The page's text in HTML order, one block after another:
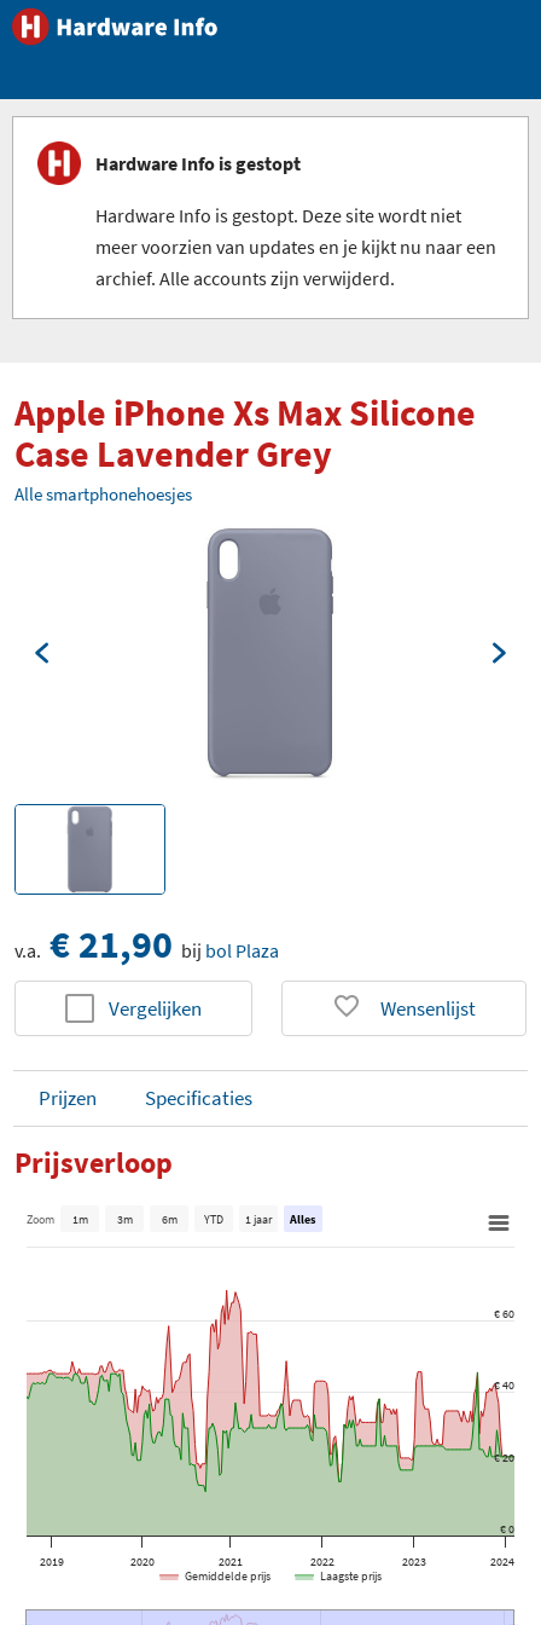
Hardware Info is gestopt
Hardware Info is gestopt. Deze site wordt niet
meer voorzien van updates en je kijkt nu naar een
archief. Alle accounts zijn verwijderd.
Apple iPhone Xs Max Silicone
Case Lavender Grey
Alle smartphonehoesjes
v.a. € 21,90 bij bol Plaza
Vergelijken Wensenlijst
Prijzen Specificaties
Prijsverloop
2019 2020 2021 2022 2023 2024
€ 0
€ 20
€ 40
€ 60
Zoom 1m 3m 6m YTD 1 jaar Alles
Gemiddelde prijs Laagste prijs